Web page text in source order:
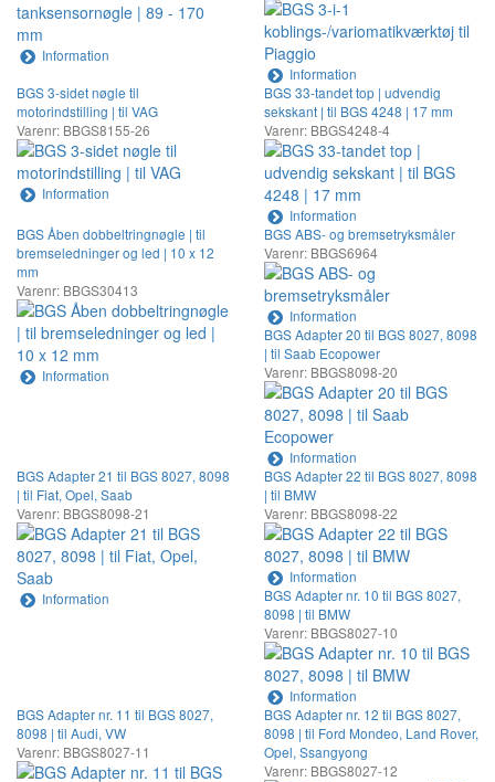
Information
Information
BGS 3-sidet nøgle til
motorindstilling | til VAG
Varenr: BBGS8155-26
Information
BGS 33-tandet top | udvendig
sekskant | til BGS 4248 | 17 mm
Varenr: BBGS4248-4
Information
BGS Åben dobbeltringnøgle | til
bremseledninger og led | 10 x 12
mm
Varenr: BBGS30413
Information
BGS ABS- og bremsetryksmåler
Varenr: BBGS6964
Information
BGS Adapter 20 til BGS 8027, 8098
| til Saab Ecopower
Varenr: BBGS8098-20
Information
BGS Adapter 21 til BGS 8027, 8098
| til Fiat, Opel, Saab
Varenr: BBGS8098-21
Information
BGS Adapter 22 til BGS 8027, 8098
| til BMW
Varenr: BBGS8098-22
Information
BGS Adapter nr. 10 til BGS 8027,
8098 | til BMW
Varenr: BBGS8027-10
Information
BGS Adapter nr. 11 til BGS 8027,
8098 | til Audi, VW
Varenr: BBGS8027-11
BGS Adapter nr. 12 til BGS 8027,
8098 | til Ford Mondeo, Land Rover,
Opel, Ssangyong
Varenr: BBGS8027-12